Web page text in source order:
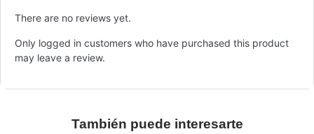
There are no reviews yet.
Only logged in customers who have purchased this product
may leave a review.
También puede interesarte